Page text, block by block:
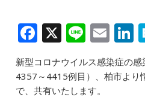
F
c
e
X Li
n
e
E
m
ai k
e
新型コロナウイルス感染症の
4357～4415例目）、柏市より
で、共有いたします。